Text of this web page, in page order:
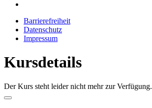
Barrierefreiheit
Datenschutz
Impressum
Kursdetails
Der Kurs steht leider nicht mehr zur Verfügung.